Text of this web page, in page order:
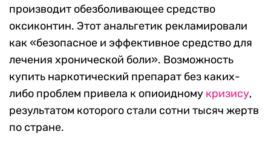
производит обезболивающее средство
оксиконтин. Этот анальгетик рекламировали
как «безопасное и эффективное средство для
лечения хронической боли». Возможность
купить наркотический препарат без каких-
либо проблем привела к опиоидному кризису,
результатом которого стали сотни тысяч жертв
по стране.